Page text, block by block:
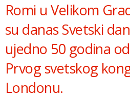
Romi u Velikom
su danas Svetski
ujedno 50 godina
Prvog svetskog
Londonu.